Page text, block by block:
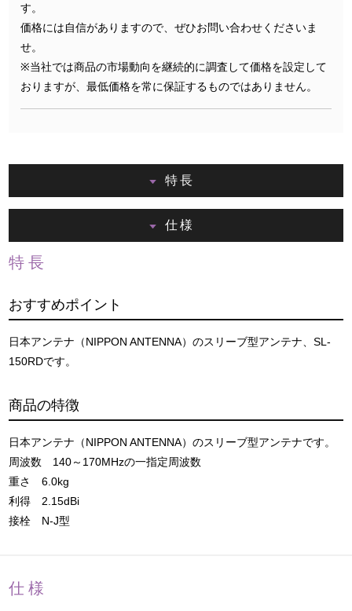
す。
価格には自信がありますので、ぜひお問い合わせくださいま
せ。
※当社では商品の市場動向を継続的に調査して価格を設定して
おりますが、最低価格を常に保証するものではありません。
特長
仕様
特長
おすすめポイント
日本アンテナ（NIPPON ANTENNA）のスリーブ型アンテナ、SL-
150RDです。
商品の特徴
日本アンテナ（NIPPON ANTENNA）のスリーブ型アンテナです。
周波数 140～170MHzの一指定周波数
重さ 6.0kg
利得 2.15dBi
接栓 N-J型
仕様